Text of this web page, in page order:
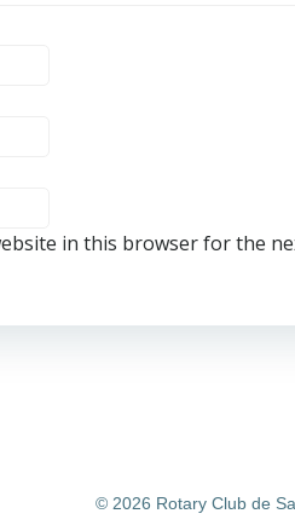
in this browser for the
© 2026 Rotary Club de